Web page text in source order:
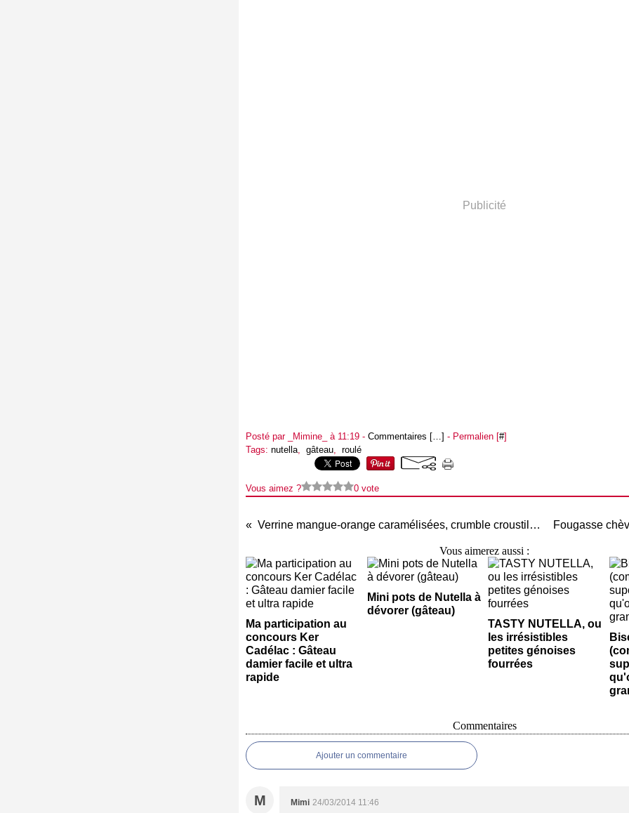
Publicité
Posté par _Mimine_ à 11:19 - Commentaires […] - Permalien [#]
Tags: nutella, gâteau, roulé
Vous aimez ? 0 vote
Verrine mangue-orange caramélisées, crumble croustillant
Vous aimerez aussi :
Ma participation au
concours Ker
Cadélac : Gâteau
damier facile et ultra
rapide
Mini pots de Nutella à
dévorer (gâteau)
TASTY NUTELLA, ou
les irrésistibles
petites génoises
fourrées
Commentaires
Ajouter un commentaire
M Mimi 24/03/2014 11:46